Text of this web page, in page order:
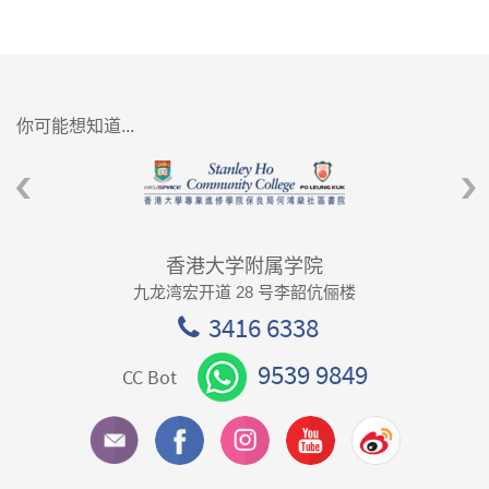
你可能想知道...
香港大学附属学院
九龙湾宏开道 28 号李韶伉俪楼
3416 6338
CC Bot 9539 9849